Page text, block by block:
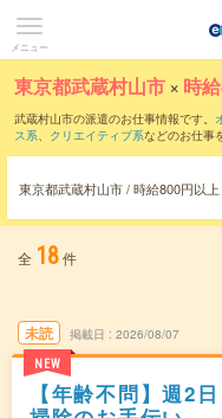
メニュー
東京都武蔵村山市 × 時
武蔵村山市の派遣のお仕事情報です。
ス系、 クリエイティブ系などのお仕事
時給1250円以上・1800円以上の求人
当サイトでは法令を遵守し、最低賃
東京都武蔵村山市 / 時給800円以上
全 18件
未読
NEW
掲載日 2026/08/07
【年齢不問】週2